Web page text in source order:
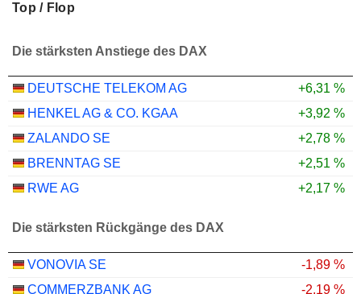
Top / Flop
Die stärksten Anstiege des DAX
DEUTSCHE TELEKOM AG
+6,31 %
HENKEL AG & CO. KGAA
+3,92 %
ZALANDO SE
+2,78 %
BRENNTAG SE
+2,51 %
RWE AG
+2,17 %
Die stärksten Rückgänge des DAX
VONOVIA SE
-1,89 %
COMMERZBANK AG
-2,19 %